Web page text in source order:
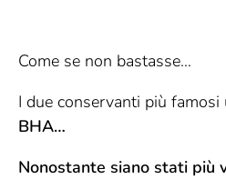
Come se non bastasse…
I due conservanti più
BHA…
Nonostante siano stati più